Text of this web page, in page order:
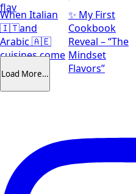
flav
When Italian
🇮🇹and
Arabic 🇦🇪
cuisines come
together
✨ My First
Cookbook
Reveal – “The
Mindset
Flavors”
Load More…